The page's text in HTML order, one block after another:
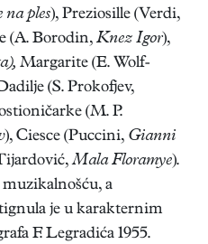
na ples), Preziosille (Verdi,
(A. Borodin, Knez Igor),
Margarite (E. Wolf-
(S. Prokofjev,
(M. P.
), Ciesce (Puccini, Gianni
Mala Floramye).
a
je u karakternim
F. Legradića 1955.